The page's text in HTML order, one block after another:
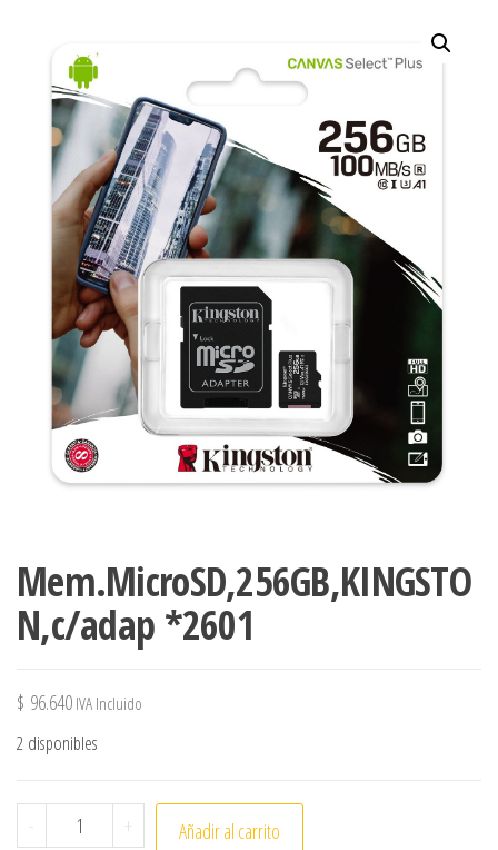
Mem.MicroSD,256GB,KINGSTO
N,c/adap *2601
$ 96.640 IVA Incluido
2 disponibles
- Mem.MicroSD,256GB,KINGSTON,c/adap *2601 cantidad
+ Añadir al carrito